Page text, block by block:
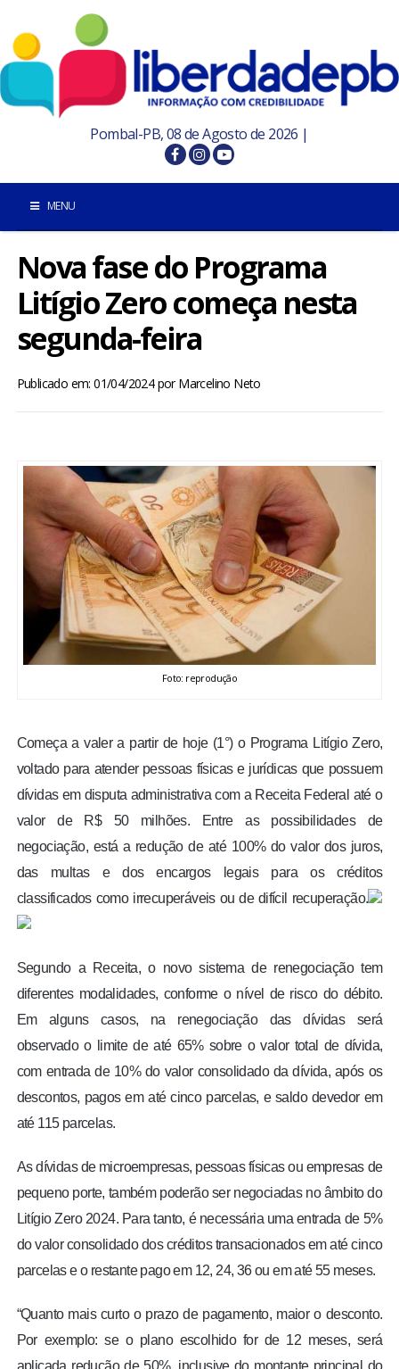
Pombal-PB, 08 de Agosto de 2026 |
MENU
INÍCIO
POMBAL E REGIÃO
PARAÍBA
BRASIL
ESPORTES
ENTRETENIMENTO
ENQUETE
TV LPB
COLUNISTAS
Nova fase do Programa
Litígio Zero começa nesta
segunda-feira
Publicado em: 01/04/2024porMarcelino Neto
Foto: reprodução
Começa a valer a partir de hoje (1°) o Programa Litígio Zero,
voltado para atender pessoas físicas e jurídicas que possuem
dívidas em disputa administrativa com a Receita Federal até o
valor de R$ 50 milhões. Entre as possibilidades de
negociação, está a redução de até 100% do valor dos juros,
das multas e dos encargos legais para os créditos
classificados como irrecuperáveis ou de difícil recuperação.
Segundo a Receita, o novo sistema de renegociação tem
diferentes modalidades, conforme o nível de risco do débito.
Em alguns casos, na renegociação das dívidas será
observado o limite de até 65% sobre o valor total de dívida,
com entrada de 10% do valor consolidado da dívida, após os
descontos, pagos em até cinco parcelas, e saldo devedor em
até 115 parcelas.
As dívidas de microempresas, pessoas físicas ou empresas de
pequeno porte, também poderão ser negociadas no âmbito do
Litígio Zero 2024. Para tanto, é necessária uma entrada de 5%
do valor consolidado dos créditos transacionados em até cinco
parcelas e o restante pago em 12, 24, 36 ou em até 55 meses.
“Quanto mais curto o prazo de pagamento, maior o desconto.
Por exemplo: se o plano escolhido for de 12 meses, será
aplicada redução de 50%, inclusive do montante principal do